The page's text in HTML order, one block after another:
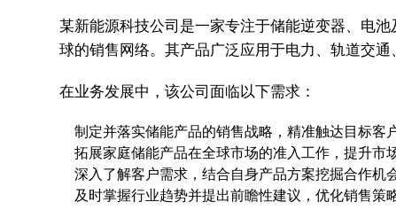
某新能源科技公司是一家专注于储能逆变器、电
球的销售网络。其产品广泛应用于电力、轨道交
在业务发展中，该公司面临以下需求：
制定并落实储能产品的销售战略，精准触达目标客
拓展家庭储能产品在全球市场的准入工作，提升市
深入了解客户需求，结合自身产品方案挖掘合作机
及时掌握行业趋势并提出前瞻性建议，优化销售策略